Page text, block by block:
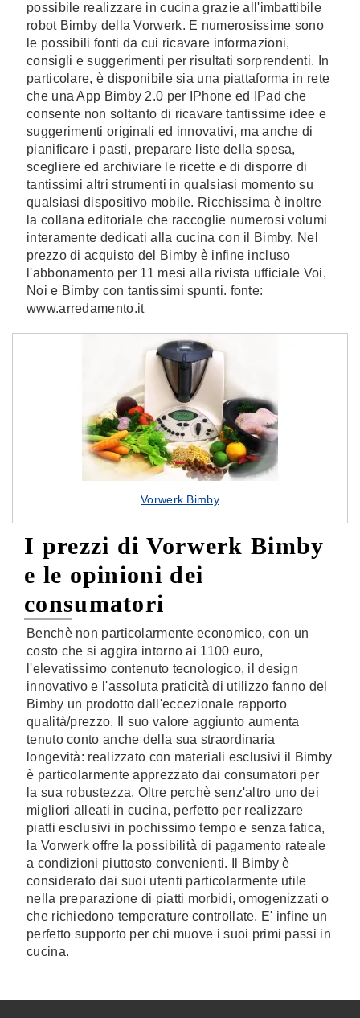
possibile realizzare in cucina grazie all'imbattibile
robot Bimby della Vorwerk. E numerosissime sono
le possibili fonti da cui ricavare informazioni,
consigli e suggerimenti per risultati sorprendenti. In
particolare, è disponibile sia una piattaforma in rete
che una App Bimby 2.0 per IPhone ed IPad che
consente non soltanto di ricavare tantissime idee e
suggerimenti originali ed innovativi, ma anche di
pianificare i pasti, preparare liste della spesa,
scegliere ed archiviare le ricette e di disporre di
tantissimi altri strumenti in qualsiasi momento su
qualsiasi dispositivo mobile. Ricchissima è inoltre
la collana editoriale che raccoglie numerosi volumi
interamente dedicati alla cucina con il Bimby. Nel
prezzo di acquisto del Bimby è infine incluso
l'abbonamento per 11 mesi alla rivista ufficiale Voi,
Noi e Bimby con tantissimi spunti. fonte:
www.arredamento.it
Vorwerk Bimby
I prezzi di Vorwerk Bimby
e le opinioni dei
consumatori
Benchè non particolarmente economico, con un
costo che si aggira intorno ai 1100 euro,
l'elevatissimo contenuto tecnologico, il design
innovativo e l'assoluta praticità di utilizzo fanno del
Bimby un prodotto dall'eccezionale rapporto
qualità/prezzo. Il suo valore aggiunto aumenta
tenuto conto anche della sua straordinaria
longevità: realizzato con materiali esclusivi il Bimby
è particolarmente apprezzato dai consumatori per
la sua robustezza. Oltre perchè senz'altro uno dei
migliori alleati in cucina, perfetto per realizzare
piatti esclusivi in pochissimo tempo e senza fatica,
la Vorwerk offre la possibilità di pagamento rateale
a condizioni piuttosto convenienti. Il Bimby è
considerato dai suoi utenti particolarmente utile
nella preparazione di piatti morbidi, omogenizzati o
che richiedono temperature controllate. E' infine un
perfetto supporto per chi muove i suoi primi passi in
cucina.